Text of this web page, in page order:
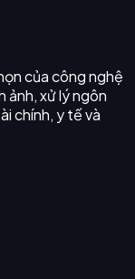
của công nghệ
ảnh, xử lý ngôn
chính, y tế và